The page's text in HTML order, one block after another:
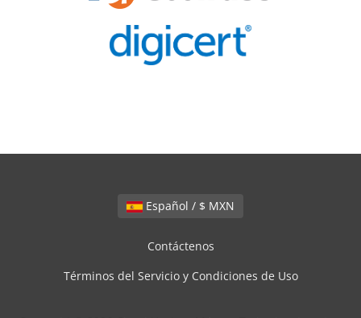
Español / $ MXN
Contáctenos
Términos del Servicio y Condiciones de Uso